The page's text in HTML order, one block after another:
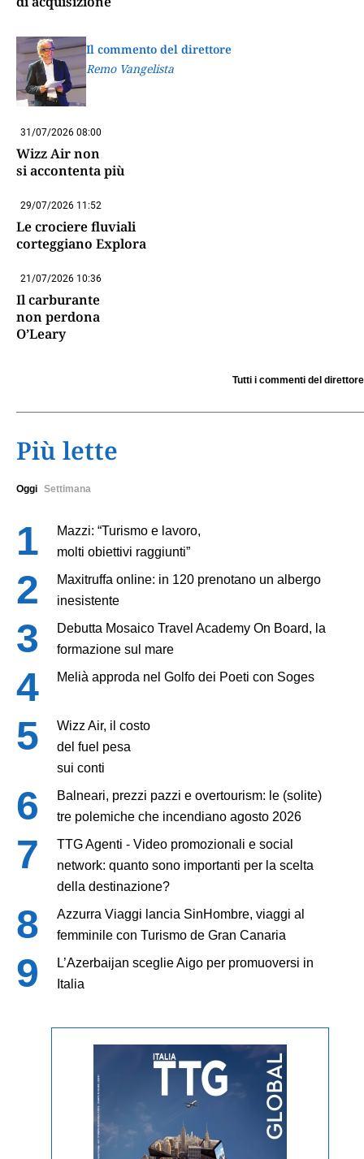
Il commento del direttore
Remo Vangelista
31/07/2026 08:00
Wizz Air non
si accontenta più
29/07/2026 11:52
Le crociere fluviali
corteggiano Explora
21/07/2026 10:36
Il carburante
non perdona
O’Leary
Tutti i commenti del direttore
Più lette
Oggi Settimana
Mazzi: “Turismo e lavoro,
molti obiettivi raggiunti”
Maxitruffa online: in 120 prenotano un albergo
inesistente
Debutta Mosaico Travel Academy On Board, la
formazione sul mare
Melià approda nel Golfo dei Poeti con Soges
Wizz Air, il costo
del fuel pesa
sui conti
Balneari, prezzi pazzi e overtourism: le (solite)
tre polemiche che incendiano agosto 2026
TTG Agenti - Video promozionali e social
network: quanto sono importanti per la scelta
della destinazione?
Azzurra Viaggi lancia SinHombre, viaggi al
femminile con Turismo de Gran Canaria
L’Azerbaijan sceglie Aigo per promuoversi in
Italia